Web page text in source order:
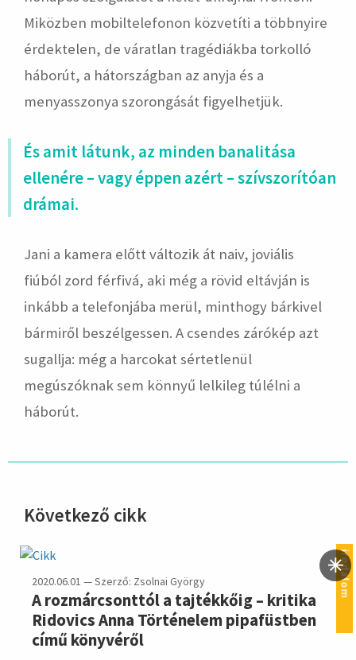
Miközben mobiltelefonon közvetíti a többnyire
érdektelen, de váratlan tragédiákba torkolló
háborút, a hátországban az anyja és a
menyasszonya szorongását figyelhetjük.
És amit látunk, az minden banalitása
ellenére – vagy éppen azért – szívszorítóan
drámai.
Jani a kamera előtt változik át naiv, joviális
fiúból zord férfivá, aki még a rövid eltávján is
inkább a telefonjába merül, minthogy bárkivel
bármiről beszélgessen. A csendes zárókép azt
sugallja: még a harcokat sértetlenül
megúszóknak sem könnyű lelkileg túlélni a
háborút.
Következő cikk
irodalom
2020.06.01 — Szerző: Zsolnai György
A rozmárcsonttól a tajtékkőig – kritika
Ridovics Anna Történelem pipafüstben
című könyvéről